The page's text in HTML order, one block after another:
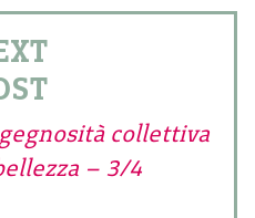
collettiva
– 3/4